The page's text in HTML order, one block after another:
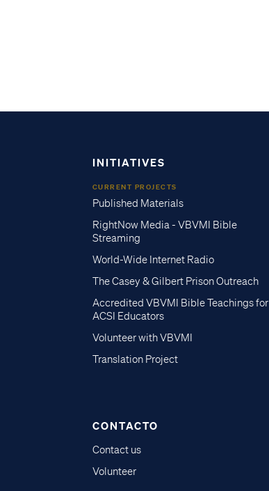
INITIATIVES
CURRENT PROJECTS
Published Materials
RightNow Media - VBVMI Bible
Streaming
World-Wide Internet Radio
The Casey & Gilbert Prison Outreach
Accredited VBVMI Bible Teachings for
ACSI Educators
Volunteer with VBVMI
Translation Project
CONTACTO
Contact us
Volunteer